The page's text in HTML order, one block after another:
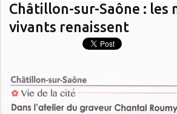
Châtillon-sur-Saône : les
vivants renaissent